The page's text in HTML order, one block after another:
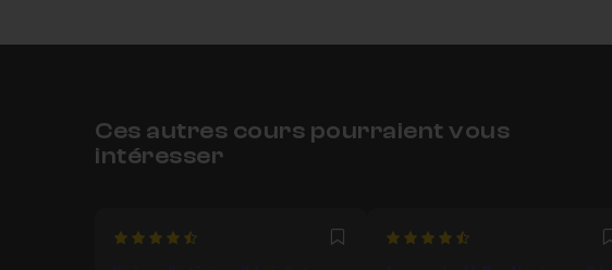
Ces autres cours pourraient vous
intéresser
4.7777777777778 Favori4.8333333333333